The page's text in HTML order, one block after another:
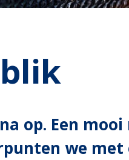
op. Een
we